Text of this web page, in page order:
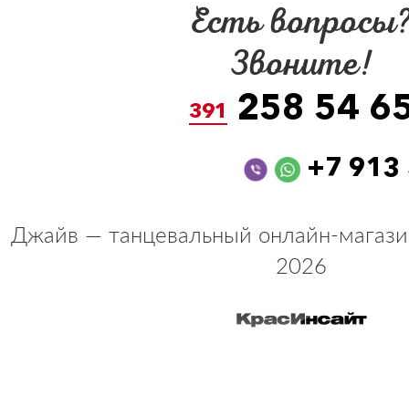
Есть
Звоните!
391 258 54
+7
Джайв — танцевальный онлайн-
2026